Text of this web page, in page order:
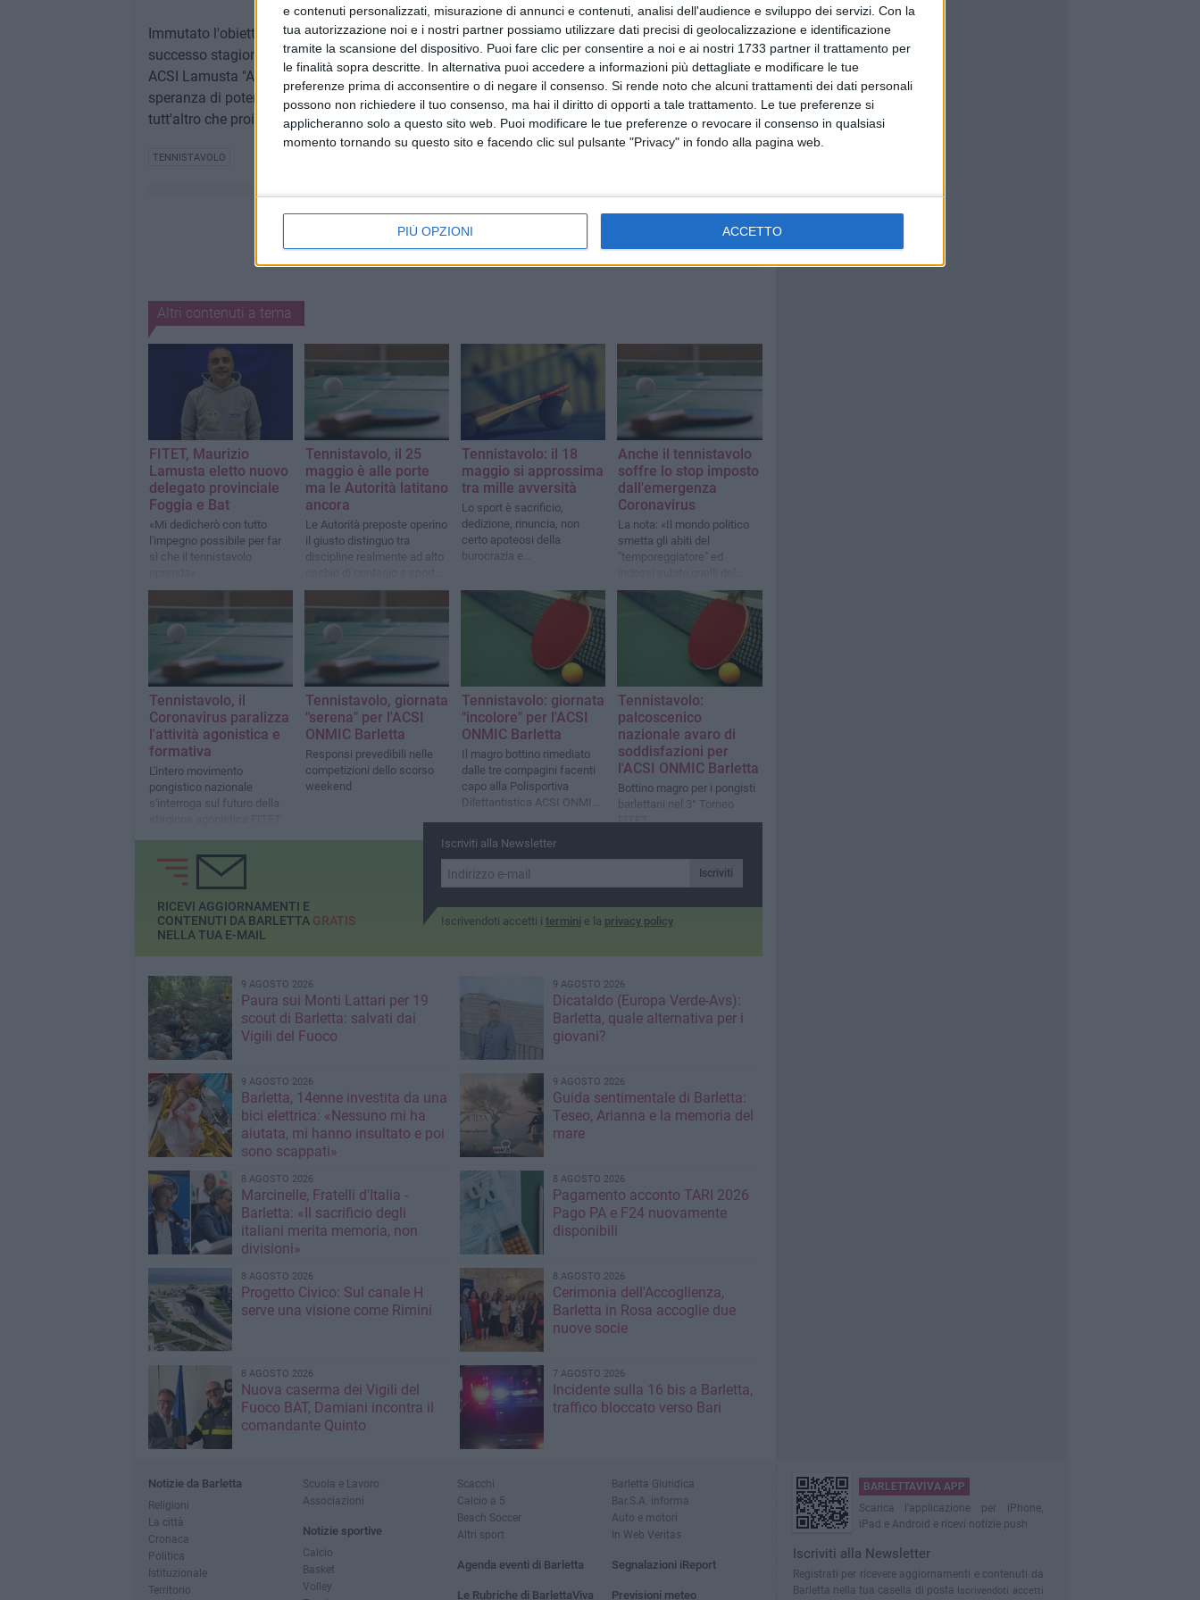
e contenuti personalizzati, misurazione di annunci e contenuti, analisi dell'audience e sviluppo dei servizi. Con la
tua autorizzazione noi e i nostri partner possiamo utilizzare dati precisi di geolocalizzazione e identificazione
tramite la scansione del dispositivo. Puoi fare clic per consentire a noi e ai nostri 1733 partner il trattamento per
le finalità sopra descritte. In alternativa puoi accedere a informazioni più dettagliate e modificare le tue
preferenze prima di acconsentire o di negare il consenso. Si rende noto che alcuni trattamenti dei dati personali
possono non richiedere il tuo consenso, ma hai il diritto di opporti a tale trattamento. Le tue preferenze si
applicheranno solo a questo sito web. Puoi modificare le tue preferenze o revocare il consenso in qualsiasi
momento tornando su questo sito e facendo clic sul pulsante "Privacy" in fondo alla pagina web.
PIÙ OPZIONI ACCETTO
Immutato l'obiettivo "playout" per la formazione barlettana che è ancora a caccia del primo
successo stagionale. Con umiltà, determinazione e rispetto di qualsivoglia avversario la squadra
ACSI Lamusta "A" si prepara, dunque, ad affrontare e a tentare di superare i prossimi ostacoli nella
speranza di potere conseguire un traguardo, quello della permanenza in questa fascinosa Serie,
tutt'altro che proibitivo.
TENNISTAVOLO
Altri contenuti a tema
FITET, Maurizio
Lamusta eletto nuovo
delegato provinciale
Foggia e Bat
«Mi dedicherò con tutto
l'impegno possibile per far
sì che il tennistavolo
Tennistavolo, il 25
maggio è alle porte
ma le Autorità latitano
ancora
Le Autorità preposte operino
il giusto distinguo tra
discipline realmente ad alto
decisamente più sicuri
Tennistavolo: il 18
maggio si approssima
tra mille avversità
Lo sport è sacrificio,
dedizione, rinuncia, non
certo apoteosi della
burocrazia e
Anche il tennistavolo
soffre lo stop imposto
dall'emergenza
Coronavirus
La nota: «Il mondo politico
smetta gli abiti del
"temporeggiatore" ed
"soccorritore"»
Tennistavolo, il
Coronavirus paralizza
l'attività agonistica e
formativa
L'intero movimento
pongistico nazionale
s'interroga sul futuro della
Tennistavolo, giornata
"serena" per l'ACSI
ONMIC Barletta
Responsi prevedibili nelle
competizioni dello scorso
weekend
Tennistavolo: giornata
"incolore" per l'ACSI
ONMIC Barletta
Il magro bottino rimediato
dalle tre compagini facenti
capo alla Polisportiva
Dilettantistica ACSI ONMIC
Tennistavolo:
palcoscenico
nazionale avaro di
soddisfazioni per
l'ACSI ONMIC Barletta
Bottino magro per i pongisti
barlettani nel 3° Torneo
FITET
Iscriviti alla Newsletter
Iscriviti
Iscrivendoti accetti i termini e la privacy policy
RICEVI AGGIORNAMENTI E
CONTENUTI DA BARLETTA GRATIS
NELLA TUA E-MAIL
9 AGOSTO 2026
Paura sui Monti Lattari per 19
scout di Barletta: salvati dai
Vigili del Fuoco
9 AGOSTO 2026
Dicataldo (Europa Verde-Avs):
Barletta, quale alternativa per i
giovani?
9 AGOSTO 2026
Barletta, 14enne investita da una
bici elettrica: «Nessuno mi ha
aiutata, mi hanno insultato e poi
sono scappati»
9 AGOSTO 2026
Guida sentimentale di Barletta:
Teseo, Arianna e la memoria del
mare
8 AGOSTO 2026
Marcinelle, Fratelli d'Italia -
Barletta: «Il sacrificio degli
italiani merita memoria, non
divisioni»
8 AGOSTO 2026
Pagamento acconto TARI 2026
Pago PA e F24 nuovamente
disponibili
8 AGOSTO 2026
Progetto Civico: Sul canale H
serve una visione come Rimini
8 AGOSTO 2026
Cerimonia dell'Accoglienza,
Barletta in Rosa accoglie due
nuove socie
8 AGOSTO 2026
Nuova caserma dei Vigili del
Fuoco BAT, Damiani incontra il
comandante Quinto
7 AGOSTO 2026
Incidente sulla 16 bis a Barletta,
traffico bloccato verso Bari
Notizie da Barletta
Religioni
La città
Cronaca
Politica
Istituzionale
Territorio
Scuola e Lavoro
Associazioni
Notizie sportive
Calcio
Basket
Volley
Scacchi
Calcio a 5
Beach Soccer
Altri sport
Agenda eventi di Barletta
Le Rubriche di BarlettaViva
Barletta Giuridica
Bar.S.A. informa
Auto e motori
In Web Veritas
Segnalazioni iReport
Previsioni meteo
BARLETTAVIVA APP
Scarica l'applicazione per iPhone,
iPad e Android e ricevi notizie push
Iscriviti alla Newsletter
Registrati per ricevere aggiornamenti e contenuti da
Barletta nella tua casella di posta Iscrivendoti accetti